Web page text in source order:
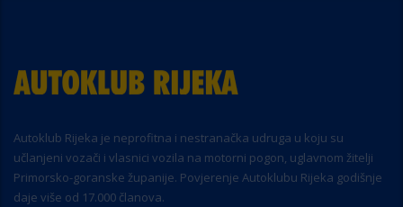
Autoklub Rijeka je neprofitna i nestranačka udruga u koju su
učlanjeni vozači i vlasnici vozila na motorni pogon, uglavnom žitelji
Primorsko-goranske županije. Povjerenje Autoklubu Rijeka godišnje
daje više od 17.000 članova.